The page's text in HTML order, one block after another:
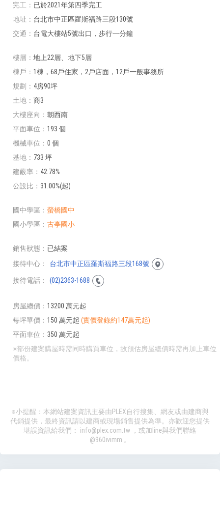
完工
已於2021年第四季完工
地址
台北市中正區羅斯福路三段130號
交通
台電大樓站5號出口，步行一分鐘
樓層
地上22層、地下5層
棟戶
1棟，68戶住家，2戶店面，12戶一般事務所
規劃
4房90坪
土地
商3
大樓座向
朝西南
平面車位
193 個
機械車位
0 個
基地
733 坪
建蔽率
42.78%
公設比
31.00%(起)
國中學區
螢橋國中
國小學區
古亭國小
銷售狀態
已結案
接待中心
台北市中正區羅斯福路三段168號
接待電話 (02)2363-1688
房屋總價
13200 萬元起
每坪單價
150 萬元起(實價登錄約147萬元起)
平面車位
350 萬元起
※部份建案購屋時需同時購買車位，故預估房屋總價時需再加上車位
價格。
※小提醒：本網站建案資訊主要由PLEX自行搜集、網友或由建商與
代銷提供，最終資訊請以建商或現場銷售提供為準。亦歡迎您提供
堪誤資訊給我們： info@plex.com.tw ，或加line與我們聯絡
@960ivimm 。